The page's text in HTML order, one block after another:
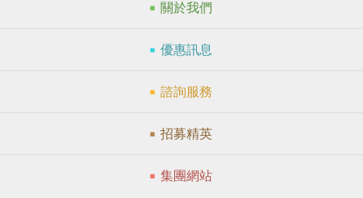
關於我們
優惠訊息
諮詢服務
招募精英
集團網站